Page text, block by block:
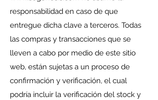
responsabilidad en caso de que
entregue dicha clave a terceros. Todas
las compras y transacciones que se
lleven a cabo por medio de este sitio
web, están sujetas a un proceso de
confirmación y verificación, el cual
podría incluir la verificación del stock y